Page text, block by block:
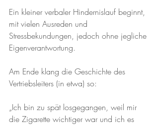
Ein kleiner verbaler Hindernislauf beginnt,
mit vielen Ausreden und
Stressbekundungen, jedoch ohne jegliche
Eigenverantwortung.
Am Ende klang die Geschichte des
Vertriebsleiters (in etwa) so:
„Ich bin zu spät losgegangen, weil mir
die Zigarette wichtiger war und ich es